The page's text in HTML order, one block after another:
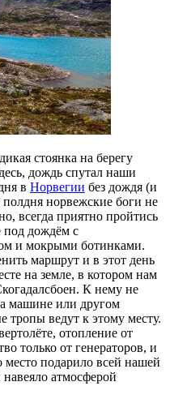
стоянка на берегу
дождь спутал наши
в Норвегии без дождя (и
полдня норвежские боги не
всегда приятно пройтись
под дождём с
и мокрыми ботинками.
маршрут и в этот день
на земле, в котором нам
К нему не
машине или другом
тропы ведут к этому месту.
отопление от
только от генераторов, и
подарило всей нашей
атмосферой